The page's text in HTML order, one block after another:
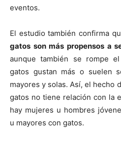
eventos.
El estudio también confirma
gatos son más propensos a
aunque también se rompe
gatos gustan más o suelen
mayores y solas. Así, el hecho
gatos no tiene relación con la
hay mujeres u hombres
u mayores con gatos.